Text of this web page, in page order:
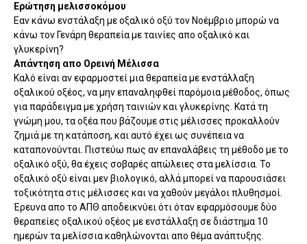
Ερώτηση μελισσοκόμου
Εαν κάνω ενστάλαξη με οξαλικό οξύ τον Νοέμβριο μπορώ να
κάνω τον Γενάρη θεραπεία με ταινίες απο οξαλικό και
γλυκερίνη?
Απάντηση απο Ορεινή Μέλισσα
Καλό είναι αν εφαρμοστεί μια θεραπεία με ενστάλλαξη
οξαλικού οξέος, να μην επαναληφθεί παρόμοια μέθοδος, όπως
για παράδειγμα με χρήση ταινιών και γλυκερίνης. Κατά τη
γνώμη μου, τα οξέα που βάζουμε στις μέλισσες προκαλλούν
ζημιά με τη κατάποση, και αυτό έχει ως συνέπεια να
καταπονούνται. Πιστεύω πως αν επαναλάβεις τη μέθοδο με το
οξαλικό οξύ, θα έχεις σοβαρές απώλειες στα μελίσσια. Το
οξαλικό οξύ είναι μεν βιολογικό, αλλά μπορεί να παρουσιάσει
τοξικότητα στις μέλισσες και να χαθούν μεγάλοι πλυθησμοί.
Έρευνα απο το ΑΠΘ αποδεικνύει ότι όταν εφαρμόσουμε δύο
θεραπείες οξαλικού οξέος με ενστάλλαξη σε διάστημα 10
ημερών τα μελίσσια καθηλώνονται απο θέμα ανάπτυξης.